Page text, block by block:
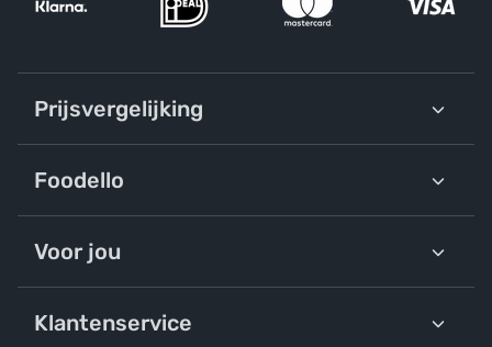
Prijsvergelijking
Foodello
Voor jou
Klantenservice